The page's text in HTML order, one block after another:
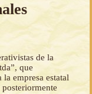
de la
que
empresa estatal